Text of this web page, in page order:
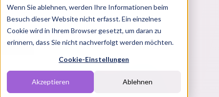
Wenn Sie ablehnen, werden Ihre Informationen beim
Besuch dieser Website nicht erfasst. Ein einzelnes
Cookie wird in Ihrem Browser gesetzt, um daran zu
erinnern, dass Sie nicht nachverfolgt werden möchten.
Cookie-Einstellungen
Akzeptieren Ablehnen
Login